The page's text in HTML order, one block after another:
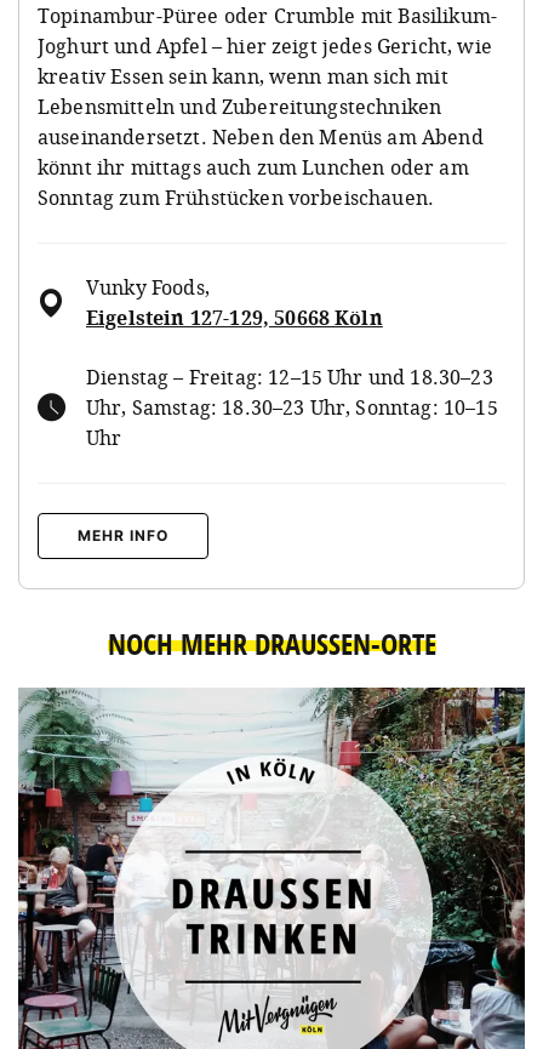
Topinambur-Püree oder Crumble mit Basilikum-
Joghurt und Apfel – hier zeigt jedes Gericht, wie
kreativ Essen sein kann, wenn man sich mit
Lebensmitteln und Zubereitungstechniken
auseinandersetzt. Neben den Menüs am Abend
könnt ihr mittags auch zum Lunchen oder am
Sonntag zum Frühstücken vorbeischauen.
Vunky Foods,
Eigelstein 127-129, 50668 Köln
Dienstag – Freitag: 12–15 Uhr und 18.30–23
Uhr, Samstag: 18.30–23 Uhr, Sonntag: 10–15
Uhr
MEHR INFO
NOCH MEHR DRAUSSEN-ORTE